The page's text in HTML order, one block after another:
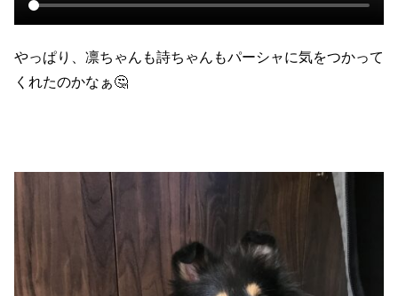
やっぱり、凛ちゃんも詩ちゃんもパーシャに気をつかって
くれたのかなぁ🤔